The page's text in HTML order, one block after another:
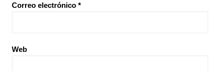
Correo electrónico *
Web